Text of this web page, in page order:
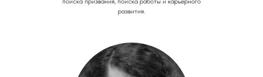
развития.